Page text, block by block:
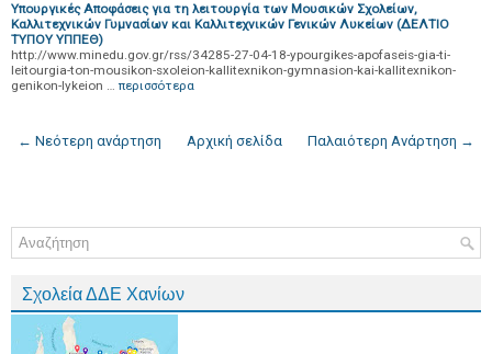
Υπουργικές Αποφάσεις για τη λειτουργία των Μουσικών Σχολείων,
Καλλιτεχνικών Γυμνασίων και Καλλιτεχνικών Γενικών Λυκείων (ΔΕΛΤΙΟ
ΤΥΠΟΥ ΥΠΠΕΘ)
http://www.minedu.gov.gr/rss/34285-27-04-18-ypourgikes-apofaseis-gia-ti-
leitourgia-ton-mousikon-sxoleion-kallitexnikon-gymnasion-kai-kallitexnikon-
genikon-lykeion … περισσότερα
← Νεότερη ανάρτηση Παλαιότερη Ανάρτηση →
Αρχική σελίδα
Σχολεία ΔΔΕ Χανίων